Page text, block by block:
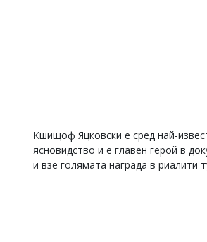
Кшищоф Яцковски е сред най-
ясновидство и е главен герой в
и взе голямата награда в риалити